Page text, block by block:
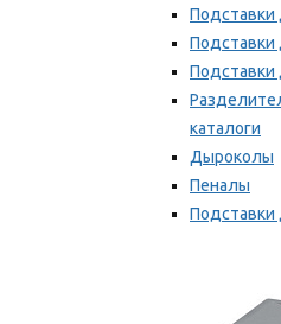
Подставки
Подставки
Подставки
каталоги
Дыроколы
Пеналы
Подставки